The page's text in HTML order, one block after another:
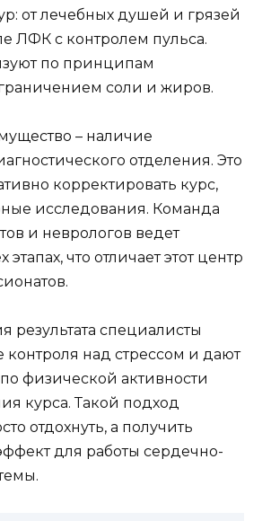
от лечебных душей и грязей
ЛФК с контролем пульса.
по принципам
соли и жиров.
– наличие
отделения. Это
корректировать курс,
исследования. Команда
и неврологов ведет
этапах, что отличает этот центр
результата специалисты
контроля над стрессом и дают
физической активности
курса. Такой подход
отдохнуть, а получить
для работы сердечно-